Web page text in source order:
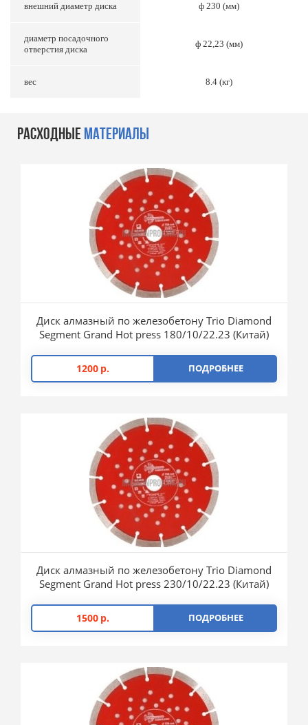
внешний диаметр диска ф 230 (мм)
диаметр посадочного
отверстия диска
ф 22,23 (мм)
вес 8.4 (кг)
РАСХОДНЫЕ МАТЕРИАЛЫ
Диск алмазный по железобетону Trio Diamond
Segment Grand Hot press 180/10/22.23 (Китай)
1200 р. ПОДРОБНЕЕ
Диск алмазный по железобетону Trio Diamond
Segment Grand Hot press 230/10/22.23 (Китай)
1500 р. ПОДРОБНЕЕ